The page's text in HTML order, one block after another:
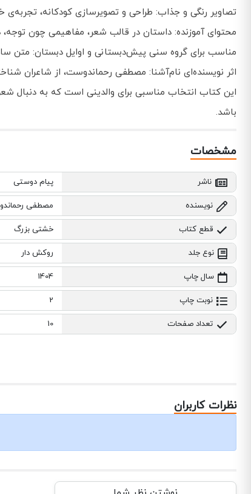
تصاویر رنگی و جذاب: طراحی و تصویرسازی کودکانه،
محتوای آموزنده: داستان در قالب شعر، مفاهیمی چون
مناسب برای گروه سنی پیش‌دبستانی و اوایل دبستان: متن ساده و قابل درک
اثر نویسنده‌ای نام‌آشنا: مصطفی رحماندوست، از شاعران
این کتاب انتخاب مناسبی برای والدینی است که به دنبال
باشد.
مشخصات
ناشر پیام دوستی
نویسنده مصطفی
قطع کتاب خشتی بزرگ
نوع جلد روکش دار
سال چاپ 1404
نوبت چاپ 2
تعداد صفحات 10
نظرات کاربران